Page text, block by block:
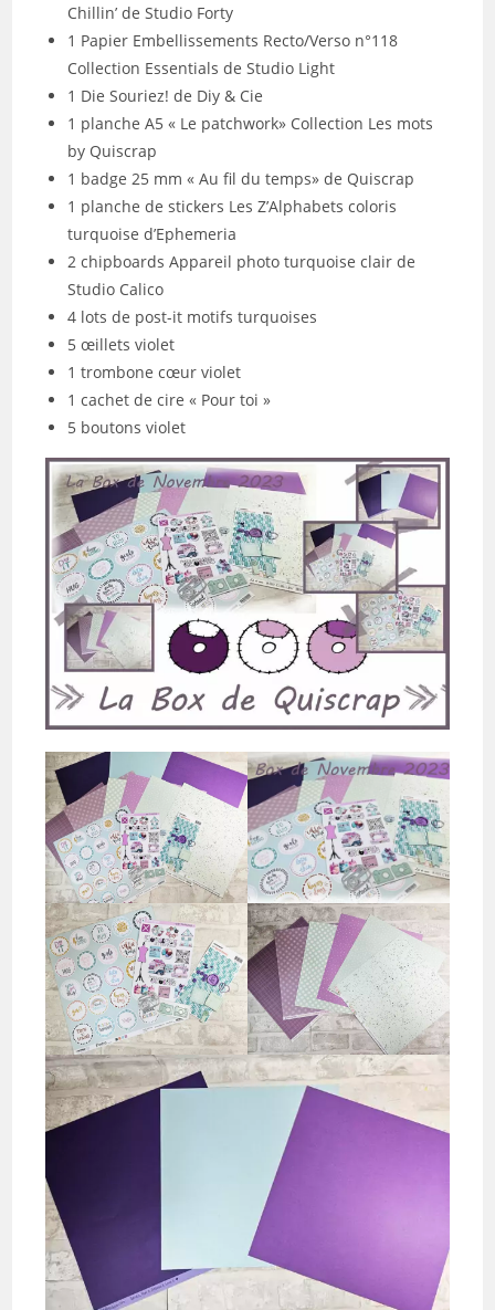
Chillin’ de Studio Forty
1 Papier Embellissements Recto/Verso n°118
Collection Essentials de Studio Light
1 Die Souriez! de Diy & Cie
1 planche A5 « Le patchwork» Collection Les mots
by Quiscrap
1 badge 25 mm « Au fil du temps» de Quiscrap
1 planche de stickers Les Z’Alphabets coloris
turquoise d’Ephemeria
2 chipboards Appareil photo turquoise clair de
Studio Calico
4 lots de post-it motifs turquoises
5 œillets violet
1 trombone cœur violet
1 cachet de cire « Pour toi »
5 boutons violet